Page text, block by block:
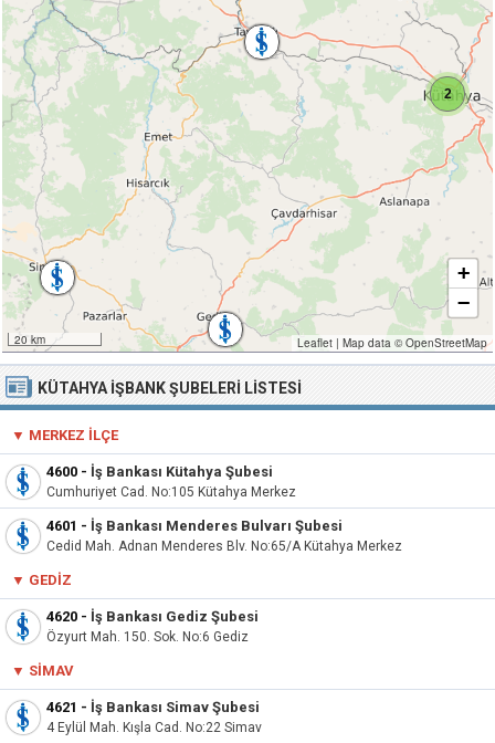
2
20 km
+
−
Leaflet | Map data ©OpenStreetMap
KÜTAHYA İŞBANK ŞUBELERI LISTESI
▼ MERKEZ İLÇE
4600 - İş Bankası Kütahya Şubesi
Cumhuriyet Cad. No:105 Kütahya Merkez
4601 - İş Bankası Menderes Bulvarı Şubesi
Cedid Mah. Adnan Menderes Blv. No:65/A Kütahya Merkez
▼ GEDIZ
4620 - İş Bankası Gediz Şubesi
Özyurt Mah. 150. Sok. No:6 Gediz
▼ SIMAV
4621 - İş Bankası Simav Şubesi
4 Eylül Mah. Kışla Cad. No:22 Simav